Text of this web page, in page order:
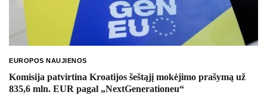
EUROPOS NAUJIENOS
Komisija patvirtina Kroatijos šeštąjį mokėjimo prašymą už
835,6 mln. EUR pagal „NextGenerationeu“